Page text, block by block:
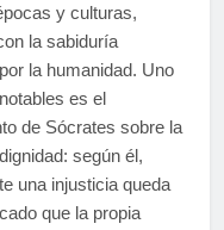
y culturas,
la sabiduría
la humanidad. Uno
es el
de Sócrates sobre la
según él,
una injusticia queda
que la propia